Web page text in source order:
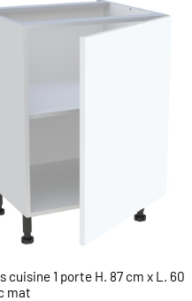
cuisine 1 porte H. 87 cm x L. 60
mat